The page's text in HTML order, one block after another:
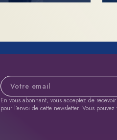
Adresse e-mail
En vous abonnant, vous acceptez de
pour l’envoi de cette newsletter. Vous